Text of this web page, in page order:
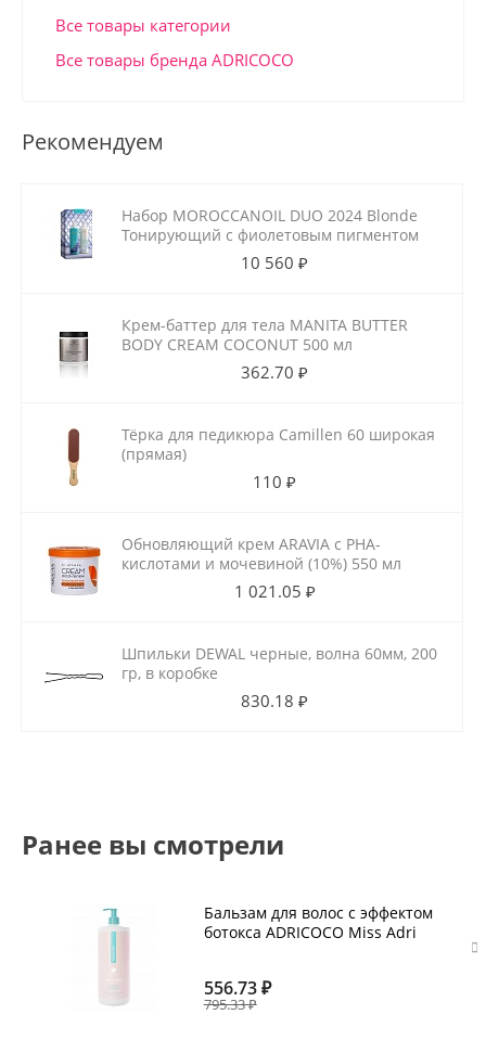
Все товары категории
Все товары бренда ADRICOCO
Рекомендуем
Набор MOROCCANOIL DUO 2024 Blonde
Тонирующий с фиолетовым пигментом
10 560 ₽
Крем-баттер для тела MANITA BUTTER
BODY CREAM COCONUT 500 мл
362.70 ₽
Тёрка для педикюра Camillen 60 широкая
(прямая)
110 ₽
Обновляющий крем ARAVIA с РНА-
кислотами и мочевиной (10%) 550 мл
1 021.05 ₽
Шпильки DEWAL черные, волна 60мм, 200
гр, в коробке
830.18 ₽
Ранее вы смотрели
Бальзам для волос с эффектом
ботокса ADRICOCO Miss Adri
556.73 ₽
795.33 ₽